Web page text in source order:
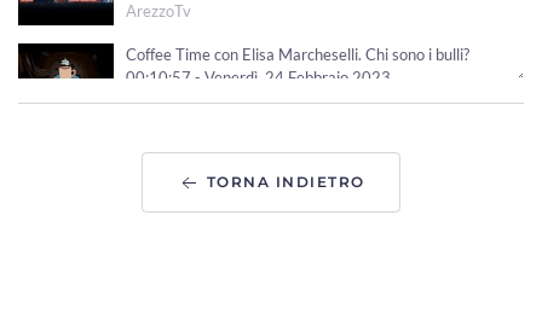
ArezzoTv
Coffee Time con Elisa Marcheselli. Chi sono i bulli?
00:10:57 - Venerdì, 24 Febbraio 2023
ArezzoTv
ArezzoTv
TORNA INDIETRO